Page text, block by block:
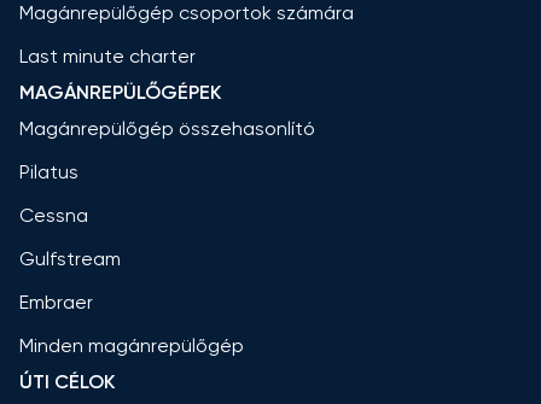
Magánrepülőgép csoportok számára
Last minute charter
MAGÁNREPÜLŐGÉPEK
Magánrepülőgép összehasonlító
Pilatus
Cessna
Gulfstream
Embraer
Minden magánrepülőgép
ÚTI CÉLOK